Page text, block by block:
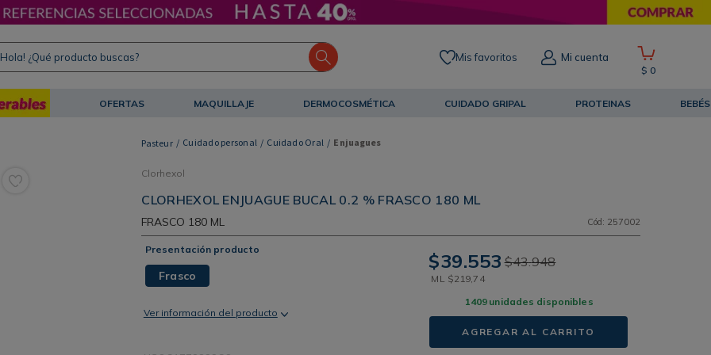
¿Qué producto buscas?
Mis favoritos Mi cuenta
$ 0
OFERTAS MAQUILLAJE DERMOCOSMÉTICA CUIDADO GRIPAL PROTEINAS BEBÉS
Cuidado personal Cuidado Oral Enjuagues
Clorhexol
CLORHEXOL ENJUAGUE BUCAL 0.2 % FRASCO 180 ML
FRASCO 180 ML Cód: 257002
Presentación producto
Frasco
Ver información del producto
$39.553 $43.948
ML $219,74
1409 unidades disponibles
AGREGAR AL CARRITO